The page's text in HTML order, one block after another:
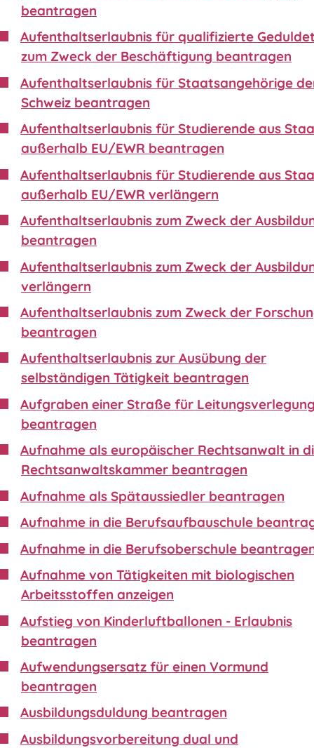
beantragen
Aufenthaltserlaubnis für qualifizierte
zum Zweck der Beschäftigung beantragen
Aufenthaltserlaubnis für Staatsangehörige
Schweiz beantragen
Aufenthaltserlaubnis für Studierende aus
außerhalb EU/EWR beantragen
Aufenthaltserlaubnis für Studierende aus
außerhalb EU/EWR verlängern
Aufenthaltserlaubnis zum Zweck der
beantragen
Aufenthaltserlaubnis zum Zweck der
verlängern
Aufenthaltserlaubnis zum Zweck der
beantragen
Aufenthaltserlaubnis zur Ausübung der
selbständigen Tätigkeit beantragen
Aufgraben einer Straße für
beantragen
Aufnahme als europäischer Rechtsanwalt in
Rechtsanwaltskammer beantragen
Aufnahme als Spätaussiedler beantragen
Aufnahme in die Berufsaufbauschule
Aufnahme in die Berufsoberschule
Aufnahme von Tätigkeiten mit biologischen
Arbeitsstoffen anzeigen
Aufstieg von Kinderluftballonen - Erlaubnis
beantragen
Aufwendungsersatz für einen Vormund
beantragen
Ausbildungsduldung beantragen
Ausbildungsvorbereitung dual und